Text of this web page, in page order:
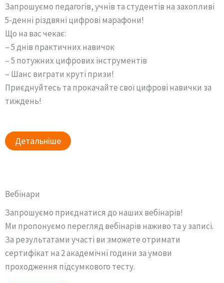
Запрошуємо педагогів, учнів та студентів на захопливі
5-денні різдвяні цифрові марафони!
Що на вас чекає:
– 5 днів практичних навичок
– 5 потужних цифрових інструментів
– Шанс виграти круті призи!
Приєднуйтесь та прокачайте свої цифрові навички за
тиждень!
Детальніше
Вебінари
Запрошуємо приєднатися до наших вебінарів!
Ми пропонуємо перегляд вебінарів наживо та у записі.
За результатами участі ви зможете отримати
сертифікат на 2 академічні години за умови
проходження підсумкового тесту.